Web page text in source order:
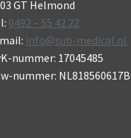
GT Helmond
0492 – 55 42 22
info@sub-medical.nl
nummer: 17045485
nummer: